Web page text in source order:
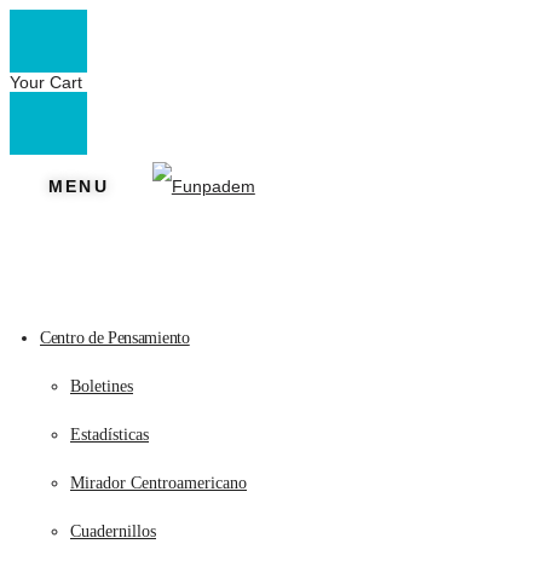
Your Cart
MENU
Centro de Pensamiento
Boletines
Estadísticas
Mirador Centroamericano
Cuadernillos